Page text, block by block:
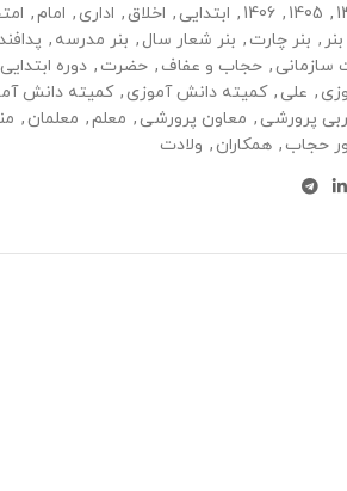
,
1405
,
1406
, ابتدایی , اخلاق, اداری , امام,
بنر , بنر چارت , بنر شعار سال , بنر مدرسه ,
سازمانی , حجاب و عفاف , حضرت , دوره ابتدایی
, علی , کمیته دانش آموزی , کمیته دانش
پرورشی , معاون پرورشی , معلم, معلمان ,
حجاب , همکاران , ولادت